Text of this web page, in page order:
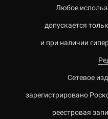
Любое
допускается
и при наличии
Сетевое
зарегистрировано
реестровая